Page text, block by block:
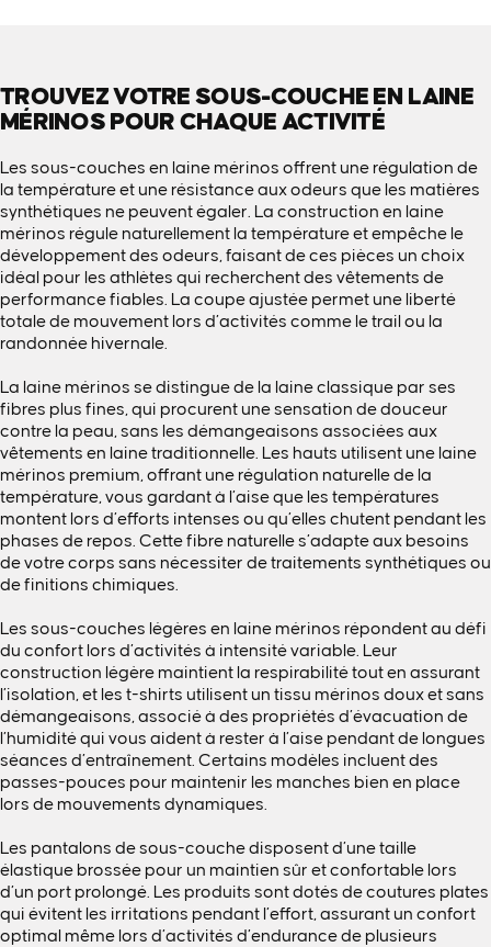
TROUVEZ VOTRE SOUS-COUCHE EN LAINE
MÉRINOS POUR CHAQUE ACTIVITÉ
Les sous-couches en laine mérinos offrent une régulation de
la température et une résistance aux odeurs que les matières
synthétiques ne peuvent égaler. La construction en laine
mérinos régule naturellement la température et empêche le
développement des odeurs, faisant de ces pièces un choix
idéal pour les athlètes qui recherchent des vêtements de
performance fiables. La coupe ajustée permet une liberté
totale de mouvement lors d’activités comme le trail ou la
randonnée hivernale.
La laine mérinos se distingue de la laine classique par ses
fibres plus fines, qui procurent une sensation de douceur
contre la peau, sans les démangeaisons associées aux
vêtements en laine traditionnelle. Les hauts utilisent une laine
mérinos premium, offrant une régulation naturelle de la
température, vous gardant à l’aise que les températures
montent lors d’efforts intenses ou qu’elles chutent pendant les
phases de repos. Cette fibre naturelle s’adapte aux besoins
de votre corps sans nécessiter de traitements synthétiques ou
de finitions chimiques.
Les sous-couches légères en laine mérinos répondent au défi
du confort lors d’activités à intensité variable. Leur
construction légère maintient la respirabilité tout en assurant
l’isolation, et les t-shirts utilisent un tissu mérinos doux et sans
démangeaisons, associé à des propriétés d’évacuation de
l’humidité qui vous aident à rester à l’aise pendant de longues
séances d’entraînement. Certains modèles incluent des
passes-pouces pour maintenir les manches bien en place
lors de mouvements dynamiques.
Les pantalons de sous-couche disposent d’une taille
élastique brossée pour un maintien sûr et confortable lors
d’un port prolongé. Les produits sont dotés de coutures plates
qui évitent les irritations pendant l’effort, assurant un confort
optimal même lors d’activités d’endurance de plusieurs